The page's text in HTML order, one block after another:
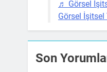
♬ Görsel
Görsel
Son